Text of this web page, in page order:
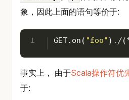
象，因此上面的语句等价于:
1 GET .on( "foo" )./
事实上， 由于Scala操作符优
于: